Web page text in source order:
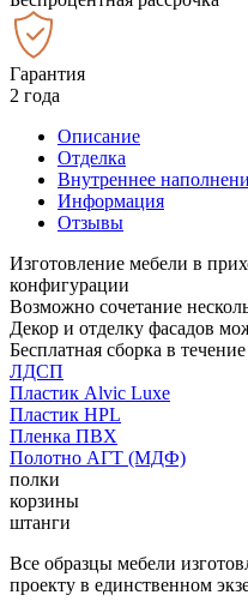
Гарантия
2 года
Описание
Отделка
Внутреннее
Информация
Отзывы
Изготовление мебели в
конфигурации
Возможно сочетание
Декор и отделку фасадов
Бесплатная сборка в
ЛДСП
Пластик Alvic Luxe
Пластик HPL
Пленка ПВХ
Полотно АГТ (МДФ)
полки
корзины
штанги
Все образцы мебели
проекту в единственном